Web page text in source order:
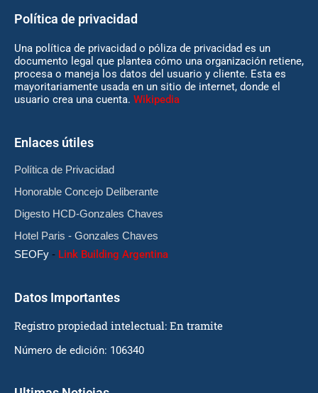
Política de privacidad
Una política de privacidad o póliza de privacidad es un
documento legal que plantea cómo una organización retiene,
procesa o maneja los datos del usuario y cliente. Esta es
mayoritariamente usada en un sitio de internet, donde el
usuario crea una cuenta. Wikipedia
Enlaces útiles
Política de Privacidad
Honorable Concejo Deliberante
Digesto HCD-Gonzales Chaves
Hotel Paris - Gonzales Chaves
SEOFy - Link Building Argentina
Datos Importantes
Registro propiedad intelectual: En tramite
Número de edición: 106340